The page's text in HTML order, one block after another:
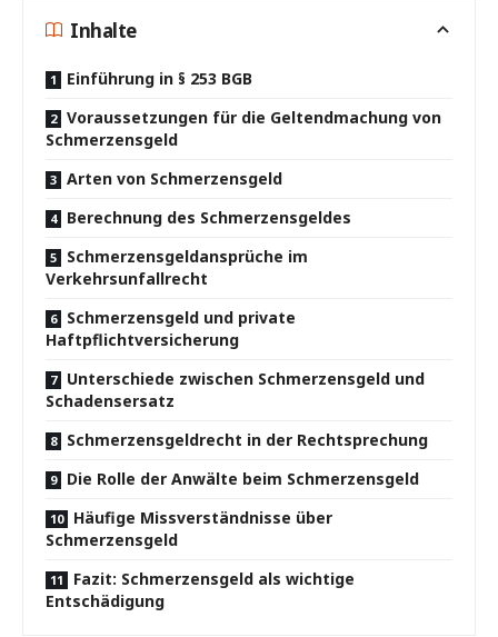
Inhalte
Einführung in § 253 BGB
Voraussetzungen für die Geltendmachung von
Schmerzensgeld
Arten von Schmerzensgeld
Berechnung des Schmerzensgeldes
Schmerzensgeldansprüche im
Verkehrsunfallrecht
Schmerzensgeld und private
Haftpflichtversicherung
Unterschiede zwischen Schmerzensgeld und
Schadensersatz
Schmerzensgeldrecht in der Rechtsprechung
Die Rolle der Anwälte beim Schmerzensgeld
Häufige Missverständnisse über
Schmerzensgeld
Fazit: Schmerzensgeld als wichtige
Entschädigung